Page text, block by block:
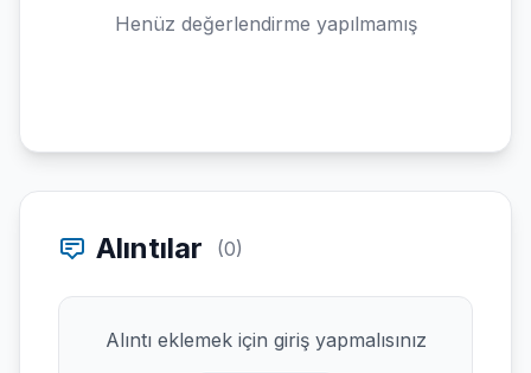
Henüz değerlendirme yapılmamış
Alıntılar (0)
Alıntı eklemek için giriş yapmalısınız